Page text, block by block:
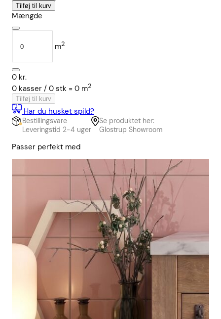
Tilføj til kurv
Mængde
m2
0 kr.
0 kasser / 0 stk = 0 m2
Tilføj til kurv
Har du husket spild?
Bestillingsvare
Leveringstid 2-4 uger
Se produktet her:
Glostrup Showroom
Passer perfekt med